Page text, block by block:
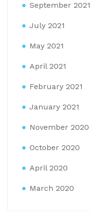
September 2021
July 2021
May 2021
April 2021
February 2021
January 2021
November 2020
October 2020
April 2020
March 2020